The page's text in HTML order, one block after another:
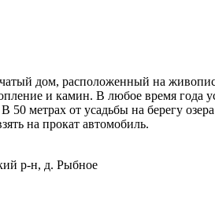
дом, расположенный на
и камин. В любое время года
50 метрах от усадьбы на берегу
на прокат автомобиль.
р-н, д. Рыбное